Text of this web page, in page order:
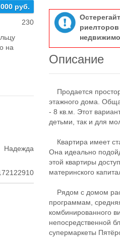
руб.
230
на
Надежда
Описание
Продается
этажного дома.
- 8 кв.м. Этот
детьми, так и для
Квартира имеет
Она идеально
этой квартиры
материнского
Рядом с домом
программам,
комбинированного
непосредственной
супермаркеты